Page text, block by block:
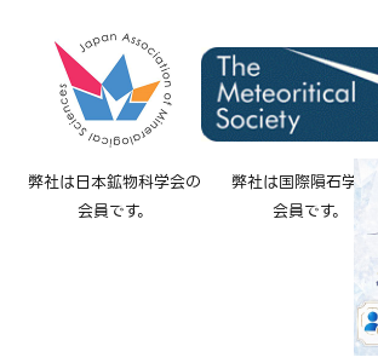
弊社は日本鉱物科学会の
会員です。
弊社は国際隕石学会の
会員です。